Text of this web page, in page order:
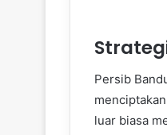
Persib
luar biasa